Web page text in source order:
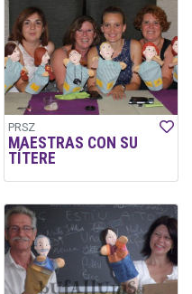
PRSZ
MAESTRAS CON SU
TÍTERE